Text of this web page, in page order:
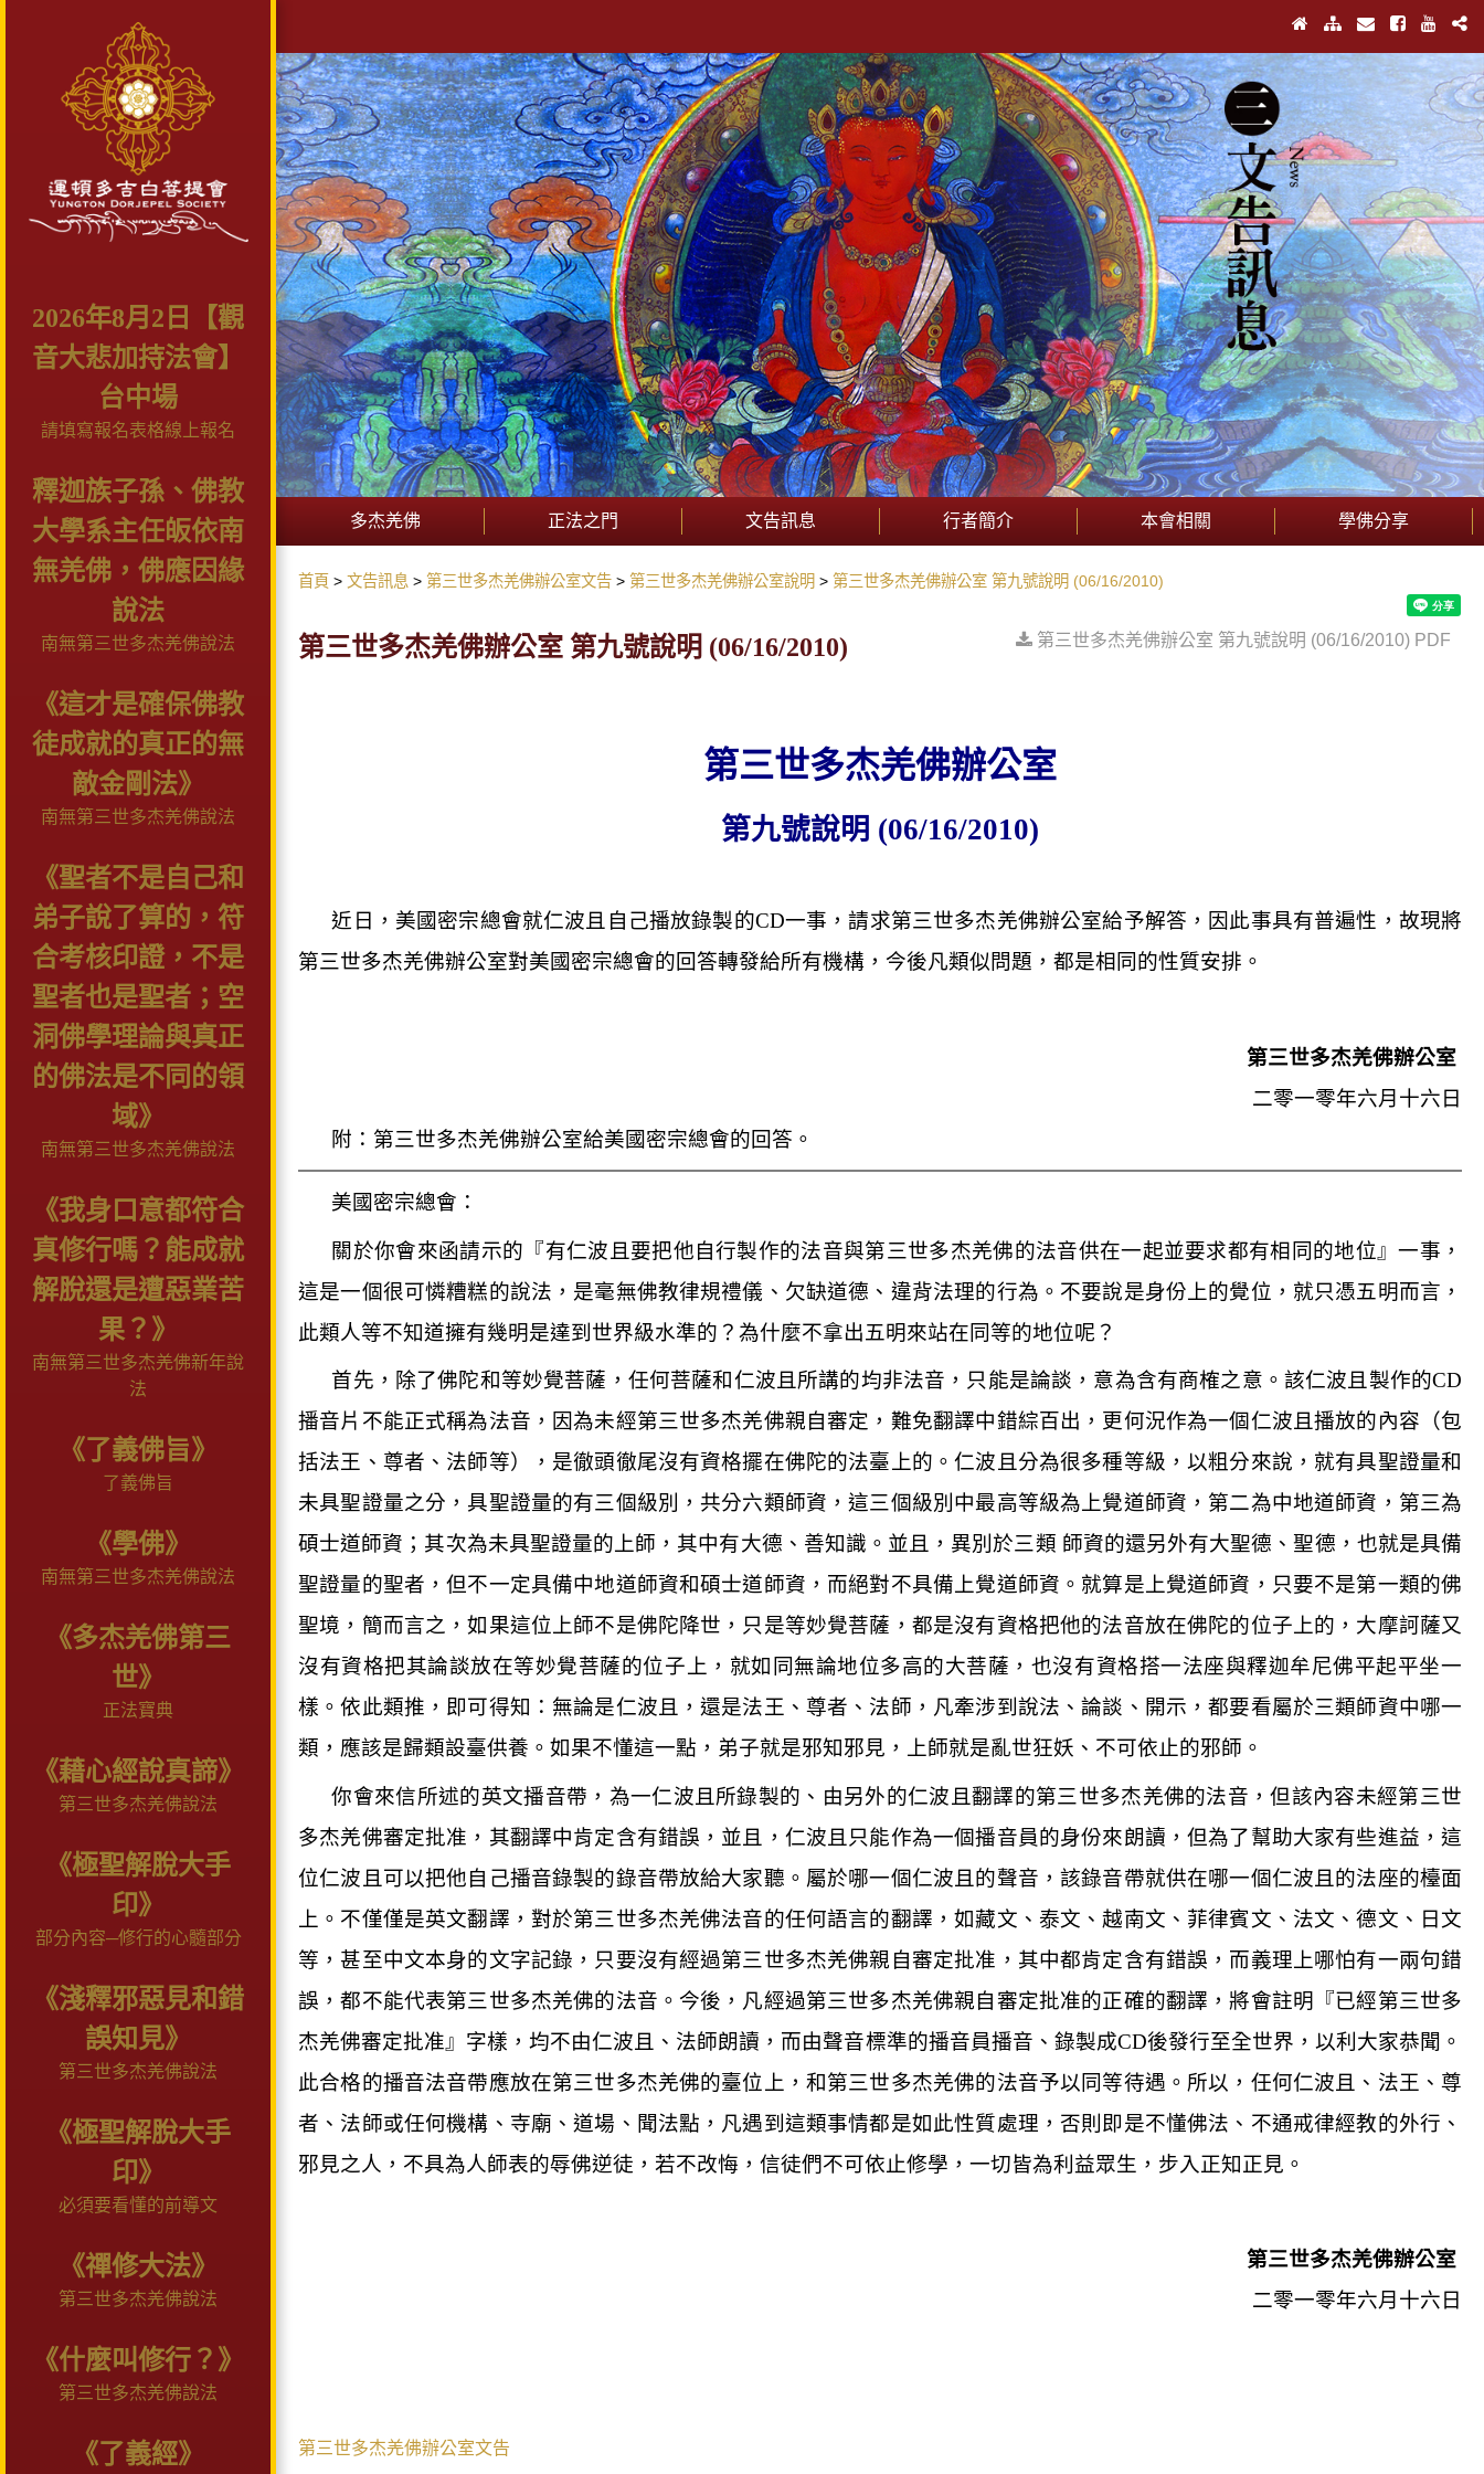
2026年8月2日【觀
音大悲加持法會】
台中場
請填寫報名表格線上報名
釋迦族子孫、佛教
大學系主任皈依南
無羌佛，佛應因緣
說法
南無第三世多杰羌佛說法
《這才是確保佛教
徒成就的真正的無
敵金剛法》
南無第三世多杰羌佛說法
《聖者不是自己和
弟子說了算的，符
合考核印證，不是
聖者也是聖者；空
洞佛學理論與真正
的佛法是不同的領
域》
南無第三世多杰羌佛說法
《我身口意都符合
真修行嗎？能成就
解脫還是遭惡業苦
果？》
南無第三世多杰羌佛新年說
法
《了義佛旨》
了義佛旨
《學佛》
南無第三世多杰羌佛說法
《多杰羌佛第三
世》
正法寶典
《藉心經說真諦》
第三世多杰羌佛說法
《極聖解脫大手
印》
部分內容─修行的心髓部分
《淺釋邪惡見和錯
誤知見》
第三世多杰羌佛說法
《極聖解脫大手
印》
必須要看懂的前導文
《禪修大法》
第三世多杰羌佛說法
《什麼叫修行？》
第三世多杰羌佛說法
《了義經》
多杰羌佛 正法之門 文告訊息 行者簡介 本會相關 學佛分享
首頁 文告訊息 第三世多杰羌佛辦公室文告 第三世多杰羌佛辦公室說明 第三世多杰羌佛辦公室 第九號說明 (06/16/2010)
第三世多杰羌佛辦公室 第九號說明 (06/16/2010) 第三世多杰羌佛辦公室 第九號說明 (06/16/2010) PDF
第三世多杰羌佛辦公室
第九號說明 (06/16/2010)
近日，美國密宗總會就仁波且自己播放錄製的CD一事，請求第三世多杰羌佛辦公室給予解答，因此事具有普遍性，故現將
第三世多杰羌佛辦公室對美國密宗總會的回答轉發給所有機構，今後凡類似問題，都是相同的性質安排。
第三世多杰羌佛辦公室
二零一零年六月十六日
附：第三世多杰羌佛辦公室給美國密宗總會的回答。
美國密宗總會：
關於你會來函請示的『有仁波且要把他自行製作的法音與第三世多杰羌佛的法音供在一起並要求都有相同的地位』一事，
這是一個很可憐糟糕的說法，是毫無佛教律規禮儀、欠缺道德、違背法理的行為。不要說是身份上的覺位，就只憑五明而言，
此類人等不知道擁有幾明是達到世界級水準的？為什麼不拿出五明來站在同等的地位呢？
首先，除了佛陀和等妙覺菩薩，任何菩薩和仁波且所講的均非法音，只能是論談，意為含有商榷之意。該仁波且製作的CD
播音片不能正式稱為法音，因為未經第三世多杰羌佛親自審定，難免翻譯中錯綜百出，更何況作為一個仁波且播放的內容（包
括法王、尊者、法師等），是徹頭徹尾沒有資格擺在佛陀的法臺上的。仁波且分為很多種等級，以粗分來說，就有具聖證量和
未具聖證量之分，具聖證量的有三個級別，共分六類師資，這三個級別中最高等級為上覺道師資，第二為中地道師資，第三為
碩士道師資；其次為未具聖證量的上師，其中有大德、善知識。並且，異別於三類 師資的還另外有大聖德、聖德，也就是具備
聖證量的聖者，但不一定具備中地道師資和碩士道師資，而絕對不具備上覺道師資。就算是上覺道師資，只要不是第一類的佛
聖境，簡而言之，如果這位上師不是佛陀降世，只是等妙覺菩薩，都是沒有資格把他的法音放在佛陀的位子上的，大摩訶薩又
沒有資格把其論談放在等妙覺菩薩的位子上，就如同無論地位多高的大菩薩，也沒有資格搭一法座與釋迦牟尼佛平起平坐一
樣。依此類推，即可得知：無論是仁波且，還是法王、尊者、法師，凡牽涉到說法、論談、開示，都要看屬於三類師資中哪一
類，應該是歸類設臺供養。如果不懂這一點，弟子就是邪知邪見，上師就是亂世狂妖、不可依止的邪師。
你會來信所述的英文播音帶，為一仁波且所錄製的、由另外的仁波且翻譯的第三世多杰羌佛的法音，但該內容未經第三世
多杰羌佛審定批准，其翻譯中肯定含有錯誤，並且，仁波且只能作為一個播音員的身份來朗讀，但為了幫助大家有些進益，這
位仁波且可以把他自己播音錄製的錄音帶放給大家聽。屬於哪一個仁波且的聲音，該錄音帶就供在哪一個仁波且的法座的檯面
上。不僅僅是英文翻譯，對於第三世多杰羌佛法音的任何語言的翻譯，如藏文、泰文、越南文、菲律賓文、法文、德文、日文
等，甚至中文本身的文字記錄，只要沒有經過第三世多杰羌佛親自審定批准，其中都肯定含有錯誤，而義理上哪怕有一兩句錯
誤，都不能代表第三世多杰羌佛的法音。今後，凡經過第三世多杰羌佛親自審定批准的正確的翻譯，將會註明『已經第三世多
杰羌佛審定批准』字樣，均不由仁波且、法師朗讀，而由聲音標準的播音員播音、錄製成CD後發行至全世界，以利大家恭聞。
此合格的播音法音帶應放在第三世多杰羌佛的臺位上，和第三世多杰羌佛的法音予以同等待遇。所以，任何仁波且、法王、尊
者、法師或任何機構、寺廟、道場、聞法點，凡遇到這類事情都是如此性質處理，否則即是不懂佛法、不通戒律經教的外行、
邪見之人，不具為人師表的辱佛逆徒，若不改悔，信徒們不可依止修學，一切皆為利益眾生，步入正知正見。
第三世多杰羌佛辦公室
二零一零年六月十六日
第三世多杰羌佛辦公室文告